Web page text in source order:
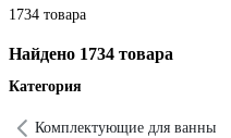
1734 товара
Найдено 1734 товара
Категория
Комплектующие для ванны